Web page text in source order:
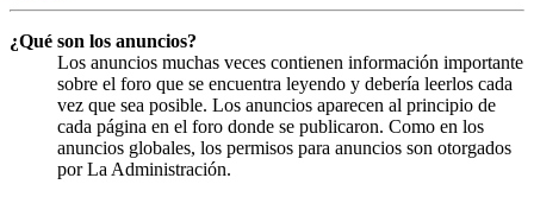
¿Qué son los anuncios?
Los anuncios muchas veces contienen información importante
sobre el foro que se encuentra leyendo y debería leerlos cada
vez que sea posible. Los anuncios aparecen al principio de
cada página en el foro donde se publicaron. Como en los
anuncios globales, los permisos para anuncios son otorgados
por La Administración.